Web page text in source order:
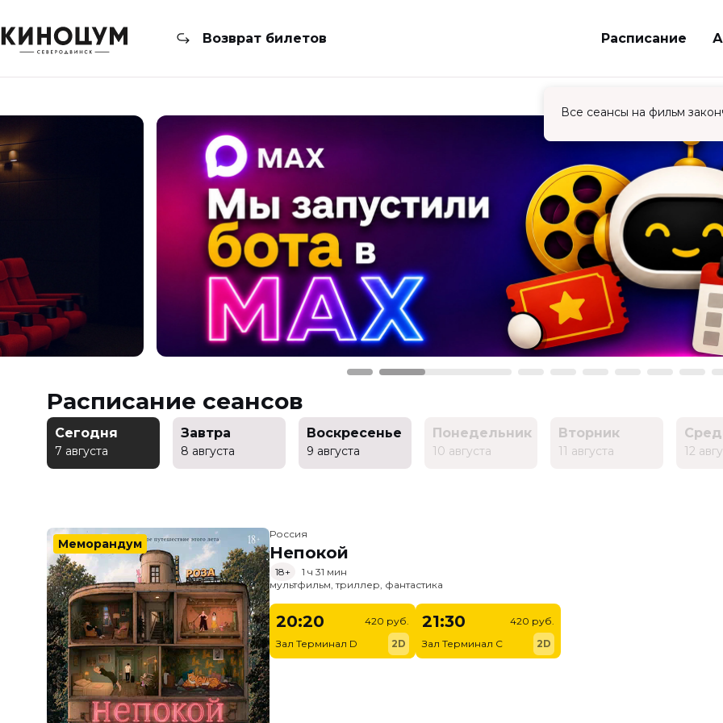
Возврат билетов Расписание
Расписание сеансов
Сегодня
7 августа
Завтра
8 августа
Воскресенье
9 августа
Понедельник
10 августа
Вторник
11 августа 12
Меморандум
Россия
Непокой
18+
1 ч 31 мин
мультфильм, триллер, фантастика
20:20
Зал Терминал D
420 руб.
2D
21:30
Зал Терминал C
420 руб.
2D
Все сеансы на фильм